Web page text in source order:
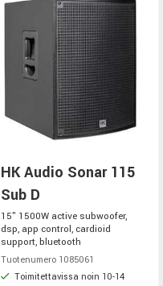
HK Audio Sonar 115
Sub D
15" 1500W active subwoofer,
dsp, app control, cardioid
support, bluetooth
Tuotenumero 1085061
Toimitettavissa noin 10-14